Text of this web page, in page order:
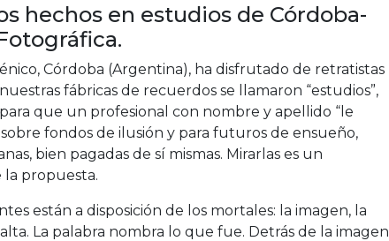
hechos en estudios de Córdoba-
Córdoba (Argentina), ha disfrutado de retratistas
fábricas de recuerdos se llamaron “estudios”,
que un profesional con nombre y apellido “le
fondos de ilusión y para futuros de ensueño,
bien pagadas de sí mismas. Mirarlas es un
la propuesta.
están a disposición de los mortales: la imagen, la
La palabra nombra lo que fue. Detrás de la imagen